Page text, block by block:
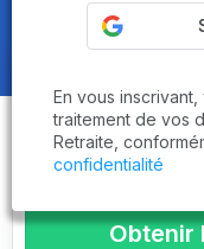
Obtenez
Obtenir
En vous
traitement de vos
Retraite,
confidentialité